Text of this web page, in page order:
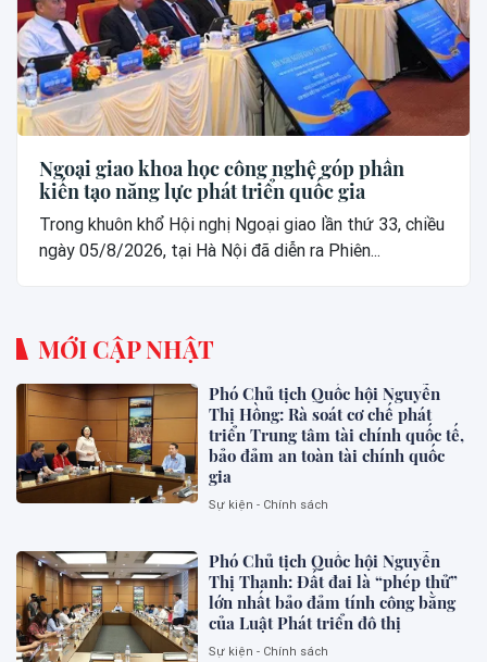
Ngoại giao khoa học công nghệ góp phần
kiến tạo năng lực phát triển quốc gia
Trong khuôn khổ Hội nghị Ngoại giao lần thứ 33, chiều
ngày 05/8/2026, tại Hà Nội đã diễn ra Phiên...
MỚI CẬP NHẬT
Phó Chủ tịch Quốc hội Nguyễn
Thị Hồng: Rà soát cơ chế phát
triển Trung tâm tài chính quốc tế,
bảo đảm an toàn tài chính quốc
gia
Sự kiện - Chính sách
Phó Chủ tịch Quốc hội Nguyễn
Thị Thanh: Đất đai là “phép thử”
lớn nhất bảo đảm tính công bằng
của Luật Phát triển đô thị
Sự kiện - Chính sách